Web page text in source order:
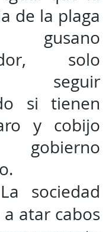
de la plaga
solo
seguir
si tienen
y cobijo
sociedad
atar cabos